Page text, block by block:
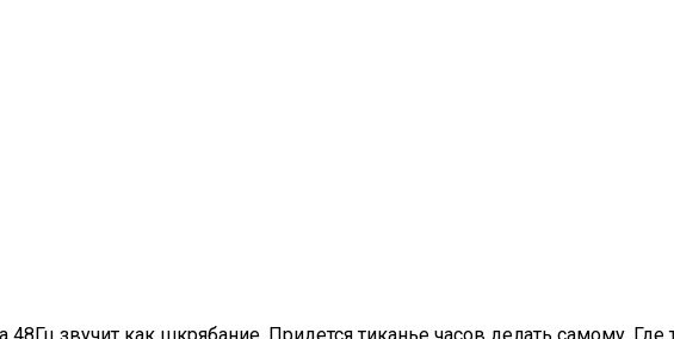
звучит как шкрябание. Придется тиканье часов делать самому.